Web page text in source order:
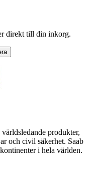
direkt till din inkorg.
produkter,
och civil säkerhet. Saab
i hela världen.